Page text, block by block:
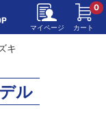
マイページ カート
0
キ
ル